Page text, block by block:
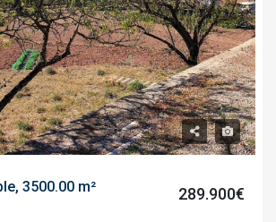
3500.00 m² 289.900€